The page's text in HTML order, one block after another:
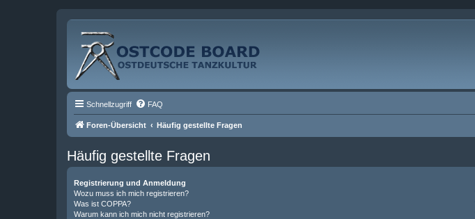
Schnellzugriff FAQ
Foren-Übersicht Häufig gestellte Fragen
Häufig gestellte Fragen
Registrierung und Anmeldung
Wozu muss ich mich registrieren?
Was ist COPPA?
Warum kann ich mich nicht registrieren?